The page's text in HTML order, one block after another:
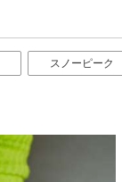
スノーピーク